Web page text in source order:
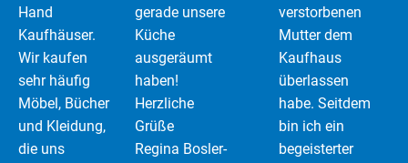
Hand
Kaufhäuser.
Wir kaufen
sehr häufig
Möbel, Bücher
und Kleidung,
die uns
gerade unsere
Küche
ausgeräumt
haben!
Herzliche
Grüße
Regina Bosler-
verstorbenen
Mutter dem
Kaufhaus
überlassen
habe. Seitdem
bin ich ein
begeisterter